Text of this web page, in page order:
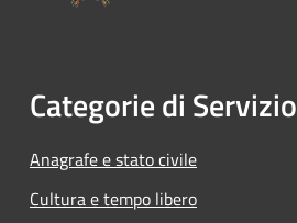
Categorie di Servizio
Anagrafe e stato civile
Cultura e tempo libero